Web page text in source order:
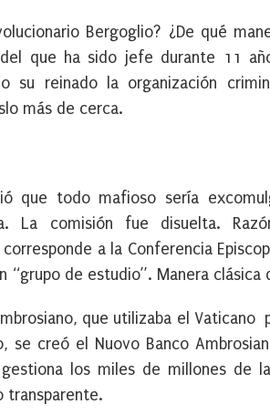
Bergoglio? ¿De qué
que ha sido jefe durante 11
su reinado la organización
más de cerca.
que todo mafioso sería
La comisión fue disuelta.
a la Conferencia
“grupo de estudio”. Manera
que utilizaba el Vaticano
se creó el Nuovo Banco
los miles de millones de
transparente.